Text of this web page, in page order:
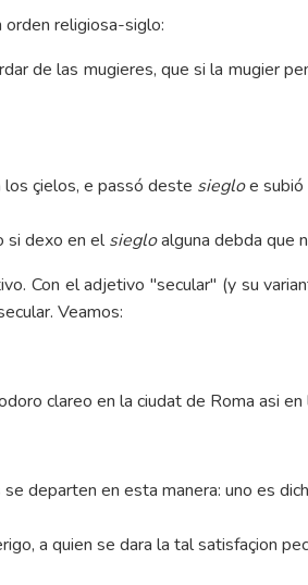
orden religiosa-siglo:
de las mugieres, que si la mugier
çielos, e passó deste siegloe subió
si dexo en elsiegloalguna debda que
Con el adjetivo "secular" (y su
Veamos:
clareo en la ciudat de Roma asi en
departen en esta manera: uno es
a quien se dara la tal satisfaçion